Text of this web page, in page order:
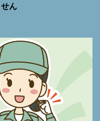
ん